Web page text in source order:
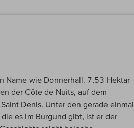
Name wie Donnerhall. 7,53 Hektar
der Côte de Nuits, auf dem
Denis. Unter den gerade einmal
es im Burgund gibt, ist er der